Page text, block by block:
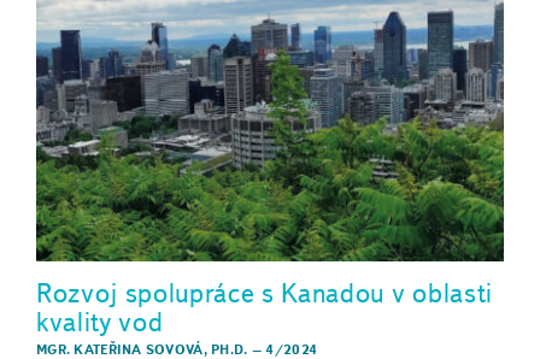
Rozvoj spolupráce s Kanadou v oblasti
kvality vod
MGR. KATEŘINA SOVOVÁ, PH.D. –4/2024